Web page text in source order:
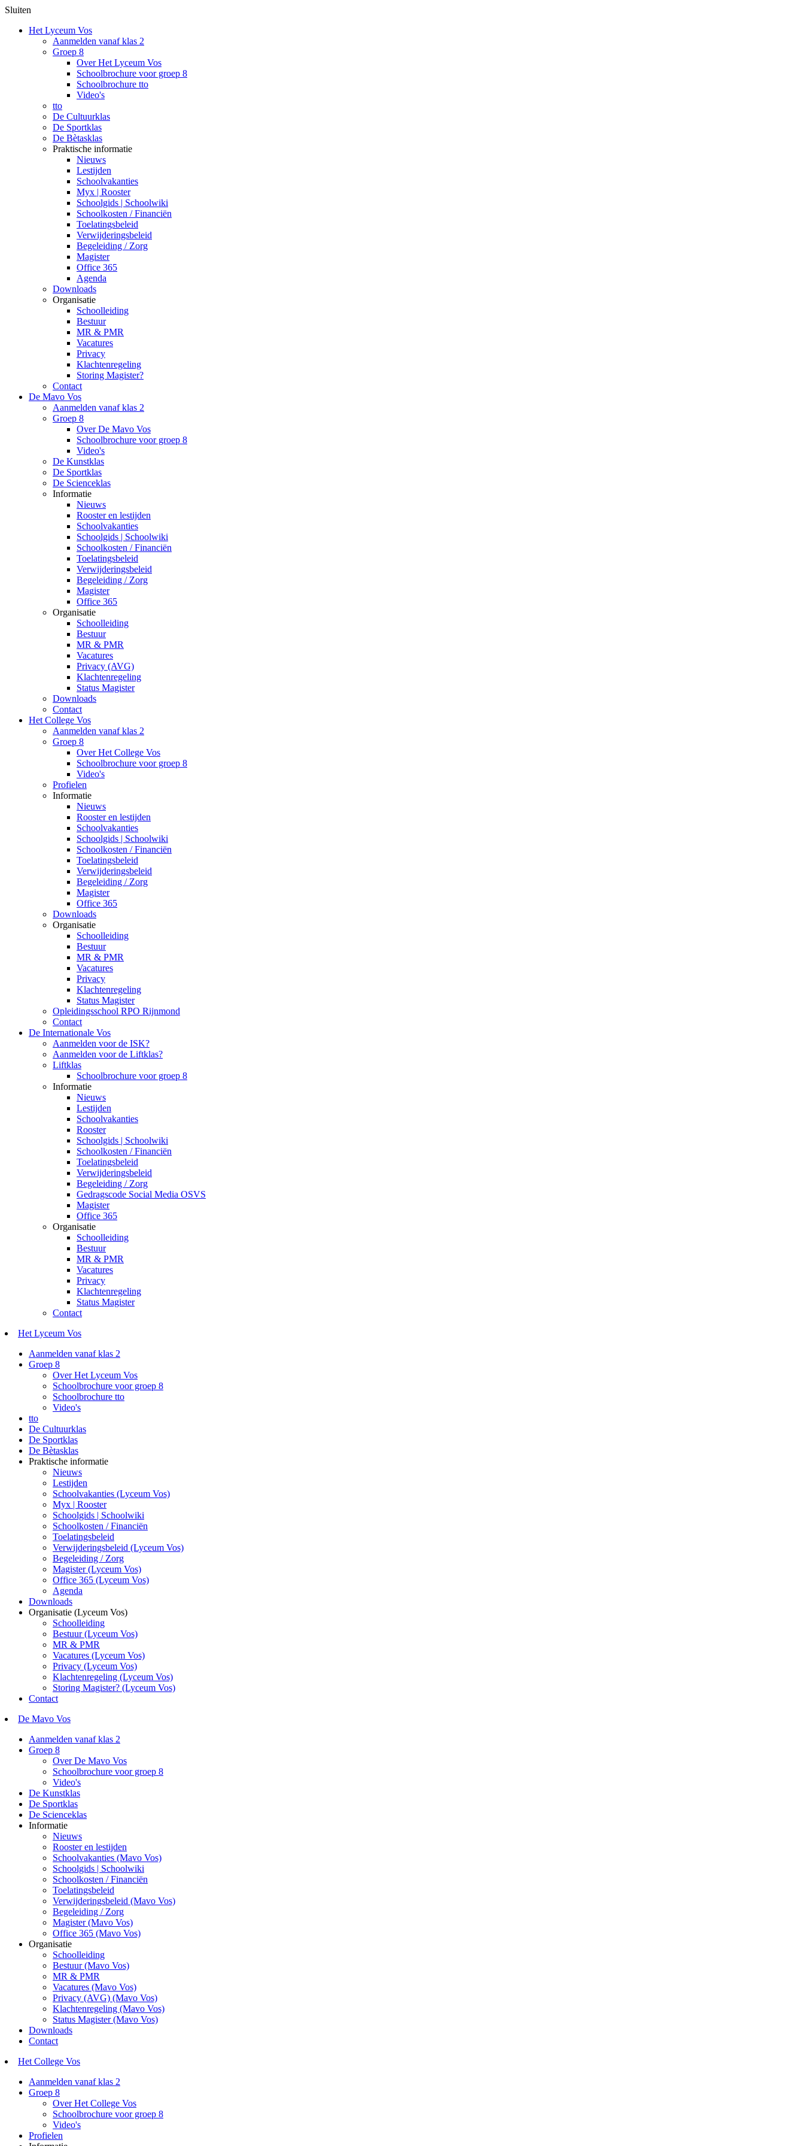
Sluiten
Het Lyceum Vos
Aanmelden vanaf klas 2
Groep 8
Over Het Lyceum Vos
Schoolbrochure voor groep 8
Schoolbrochure tto
Video's
tto
De Cultuurklas
De Sportklas
De Bètasklas
Praktische informatie
Nieuws
Lestijden
Schoolvakanties
Myx | Rooster
Schoolgids | Schoolwiki
Schoolkosten / Financiën
Toelatingsbeleid
Verwijderingsbeleid
Begeleiding / Zorg
Magister
Office 365
Agenda
Downloads
Organisatie
Schoolleiding
Bestuur
MR & PMR
Vacatures
Privacy
Klachtenregeling
Storing Magister?
Contact
De Mavo Vos
Aanmelden vanaf klas 2
Groep 8
Over De Mavo Vos
Schoolbrochure voor groep 8
Video's
De Kunstklas
De Sportklas
De Scienceklas
Informatie
Nieuws
Rooster en lestijden
Schoolvakanties
Schoolgids | Schoolwiki
Schoolkosten / Financiën
Toelatingsbeleid
Verwijderingsbeleid
Begeleiding / Zorg
Magister
Office 365
Organisatie
Schoolleiding
Bestuur
MR & PMR
Vacatures
Privacy (AVG)
Klachtenregeling
Status Magister
Downloads
Contact
Het College Vos
Aanmelden vanaf klas 2
Groep 8
Over Het College Vos
Schoolbrochure voor groep 8
Video's
Profielen
Informatie
Nieuws
Rooster en lestijden
Schoolvakanties
Schoolgids | Schoolwiki
Schoolkosten / Financiën
Toelatingsbeleid
Verwijderingsbeleid
Begeleiding / Zorg
Magister
Office 365
Downloads
Organisatie
Schoolleiding
Bestuur
MR & PMR
Vacatures
Privacy
Klachtenregeling
Status Magister
Opleidingsschool RPO Rijnmond
Contact
De Internationale Vos
Aanmelden voor de ISK?
Aanmelden voor de Liftklas?
Liftklas
Schoolbrochure voor groep 8
Informatie
Nieuws
Lestijden
Schoolvakanties
Rooster
Schoolgids | Schoolwiki
Schoolkosten / Financiën
Toelatingsbeleid
Verwijderingsbeleid
Begeleiding / Zorg
Gedragscode Social Media OSVS
Magister
Office 365
Organisatie
Schoolleiding
Bestuur
MR & PMR
Vacatures
Privacy
Klachtenregeling
Status Magister
Contact
Het Lyceum Vos
Aanmelden vanaf klas 2
Groep 8
Over Het Lyceum Vos
Schoolbrochure voor groep 8
Schoolbrochure tto
Video's
tto
De Cultuurklas
De Sportklas
De Bètasklas
Praktische informatie
Nieuws
Lestijden
Schoolvakanties (Lyceum Vos)
Myx | Rooster
Schoolgids | Schoolwiki
Schoolkosten / Financiën
Toelatingsbeleid
Verwijderingsbeleid (Lyceum Vos)
Begeleiding / Zorg
Magister (Lyceum Vos)
Office 365 (Lyceum Vos)
Agenda
Downloads
Organisatie (Lyceum Vos)
Schoolleiding
Bestuur (Lyceum Vos)
MR & PMR
Vacatures (Lyceum Vos)
Privacy (Lyceum Vos)
Klachtenregeling (Lyceum Vos)
Storing Magister? (Lyceum Vos)
Contact
De Mavo Vos
Aanmelden vanaf klas 2
Groep 8
Over De Mavo Vos
Schoolbrochure voor groep 8
Video's
De Kunstklas
De Sportklas
De Scienceklas
Informatie
Nieuws
Rooster en lestijden
Schoolvakanties (Mavo Vos)
Schoolgids | Schoolwiki
Schoolkosten / Financiën
Toelatingsbeleid
Verwijderingsbeleid (Mavo Vos)
Begeleiding / Zorg
Magister (Mavo Vos)
Office 365 (Mavo Vos)
Organisatie
Schoolleiding
Bestuur (Mavo Vos)
MR & PMR
Vacatures (Mavo Vos)
Privacy (AVG) (Mavo Vos)
Klachtenregeling (Mavo Vos)
Status Magister (Mavo Vos)
Downloads
Contact
Het College Vos
Aanmelden vanaf klas 2
Groep 8
Over Het College Vos
Schoolbrochure voor groep 8
Video's
Profielen